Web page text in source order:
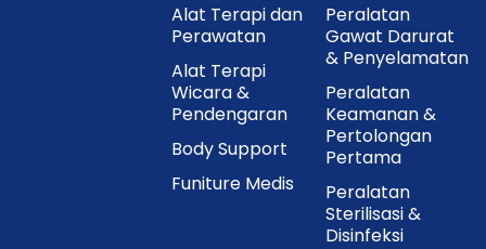
Alat Terapi dan
Perawatan
Alat Terapi
Wicara &
Pendengaran
Body Support
Funiture Medis
Peralatan
Gawat Darurat
& Penyelamatan
Peralatan
Keamanan &
Pertolongan
Pertama
Peralatan
Sterilisasi &
Disinfeksi